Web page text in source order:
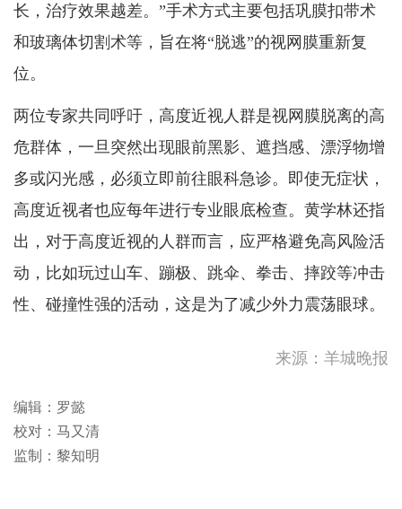
长，治疗效果越差。”手术方式主要包括巩膜扣带术
和玻璃体切割术等，旨在将“脱逃”的视网膜重新复
位。
两位专家共同呼吁，高度近视人群是视网膜脱离的高
危群体，一旦突然出现眼前黑影、遮挡感、漂浮物增
多或闪光感，必须立即前往眼科急诊。即使无症状，
高度近视者也应每年进行专业眼底检查。黄学林还指
出，对于高度近视的人群而言，应严格避免高风险活
动，比如玩过山车、蹦极、跳伞、拳击、摔跤等冲击
性、碰撞性强的活动，这是为了减少外力震荡眼球。
来源：羊城晚报
编辑：罗懿
校对：马又清
监制：黎知明